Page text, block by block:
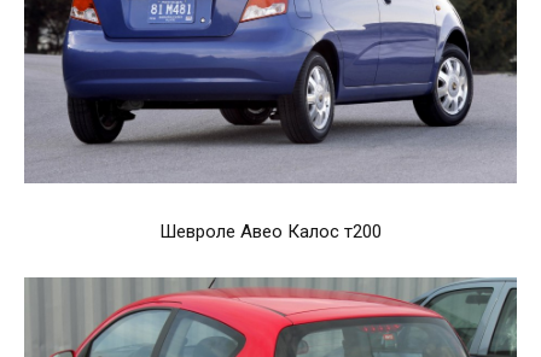
Шевроле Авео Калос т200